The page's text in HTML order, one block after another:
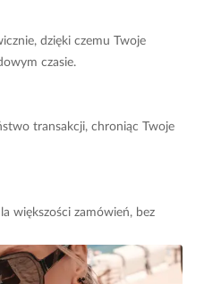
dzięki czemu Twoje
czasie.
transakcji, chroniąc Twoje
większości zamówień, bez